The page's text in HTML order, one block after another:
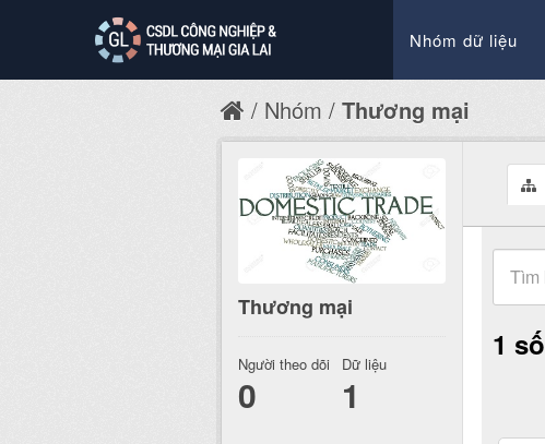
Nhóm dữ liệu
Nhóm Thương mại
1
Thương mại
Người theo dõi
0
Dữ liệu
1